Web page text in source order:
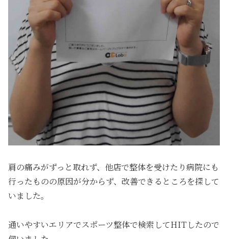
肩の痛みがずっと取れず、他店で整体を受けたり病院にも
行ったものの原因が分からず、改善できるところを探して
いました。
通いやすいエリアでスポーツ整体で検索してHITしたので